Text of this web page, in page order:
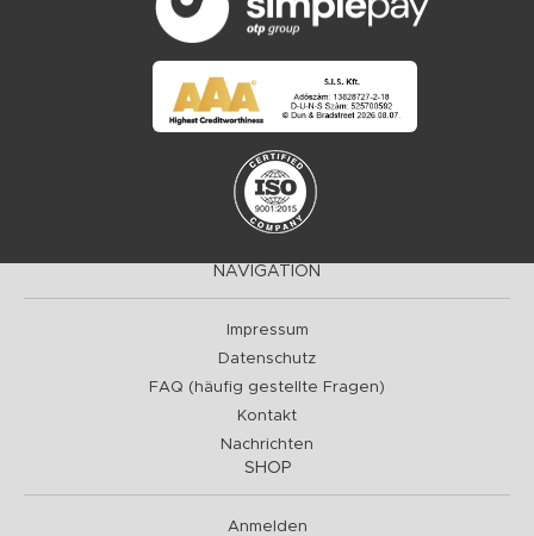
NAVIGATION
Impressum
Datenschutz
FAQ (häufig gestellte Fragen)
Kontakt
Nachrichten
SHOP
Anmelden